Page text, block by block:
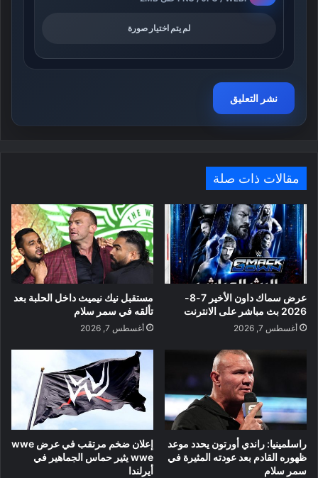
لم يتم اختيار صورة
مقالات ذات صلة
عرض سماك داون الأخير 7-8-
2026 بث مباشر على الانترنت
أغسطس 7, 2026
مستقبل نيك نيميث داخل الحلبة بعد
تألقه في سمر سلام
أغسطس 7, 2026
راسلمينيا: راندي أورتون يحدد موعد
ظهوره القادم بعد عودته المثيرة في
سمر سلام
إعلان ضخم مرتقب في عرض wwe
wwe يثير حماس الجماهير في
أيرلندا